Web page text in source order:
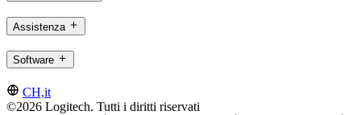
Assistenza
Software
CH,it
©2026 Logitech. Tutti i diritti riservati